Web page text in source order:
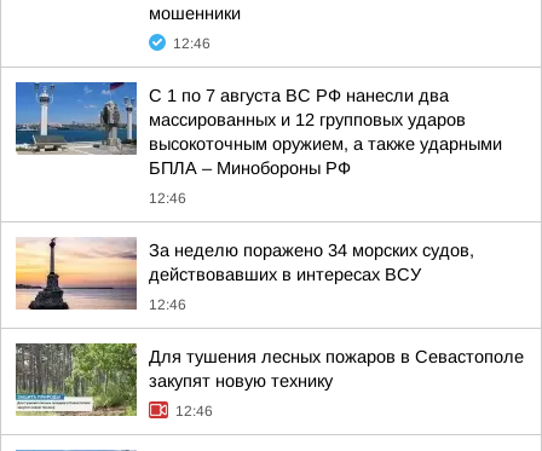
мошенники
12:46
С 1 по 7 августа ВС РФ нанесли два
массированных и 12 групповых ударов
высокоточным оружием, а также ударными
БПЛА – Минобороны РФ
12:46
За неделю поражено 34 морских судов,
действовавших в интересах ВСУ
12:46
Для тушения лесных пожаров в Севастополе
закупят новую технику
12:46